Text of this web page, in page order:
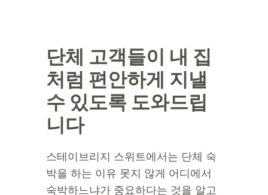
단체 고객들이 내 집
처럼 편안하게 지낼
수 있도록 도와드립
니다
스테이브리지 스위트에서는 단체 숙
박을 하는 이유 못지 않게 어디에서
숙박하느냐가 중요하다는 것을 알고